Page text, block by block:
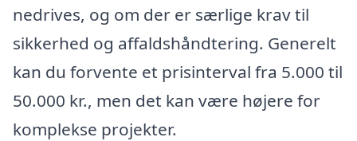
nedrives, og om der er særlige krav til
sikkerhed og affaldshåndtering. Generelt
kan du forvente et prisinterval fra 5.000 til
50.000 kr., men det kan være højere for
komplekse projekter.